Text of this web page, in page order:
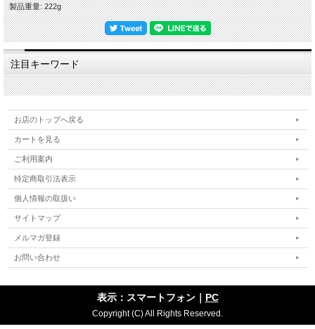
【萩焼の特徴-萩の七化け】
萩焼は伝統的工芸品萩焼の指定材料である「大道土」を主に使いますが、この陶土
が焼き締まらないという特性がある為、生地を素焼きし釉薬を掛けて本焼きをする
という工程で作ります。焼成後、生地と釉薬の収縮率の違いにより貫入(かんにゅ
う)が起こります。器に色見のある水分を入れると、この貫入に染みご使用の度合
いによって風合いが変化していくことを「萩の七化け」と言われ、作り手が作った
やきものを使い手が育てていくと言われる所以です。
私どもはこの特徴を尊重し時流に流されることなく伝統的な萩焼を守りたいという
いという方針を貫いておりますので、電子レンジ・食器洗浄乾燥機をお使いいただ
けます。日々の暮らしの中で、萩焼の特徴をお楽しみいただきつつ安心・安全にお
【在庫について】
当店は実店舗と自社サイトにて在庫を共有しておりますので、ご注文のタイミング
によって在庫切れの場合は悪しからずご容赦くださいませ。
【荷造り・発送について】
安全にお届けするために、作品をエアパッキンでしっかり包み、緩衝材の新聞紙を
多めに入れた段ボールに詰めて荷造りし発送しております。
お取り扱い方法などを詳細に明記した紙を同梱いたします。
【器にやさしいお取り扱い】
要)
・ご使用後 → 一般的な台所洗剤で洗浄ししっかりすすぎしっかり乾燥させて収
・茶しぶの除去 → メラミンフォームのスポンジでこすり洗い
製品重量: 222g
注目キーワード
お店のトップへ戻る
カートを見る
ご利用案内
特定商取引法表示
個人情報の取扱い
サイトマップ
メルマガ登録
お問い合わせ
表示：スマートフォン｜ PC
Copyright (C) All Rights Reserved.